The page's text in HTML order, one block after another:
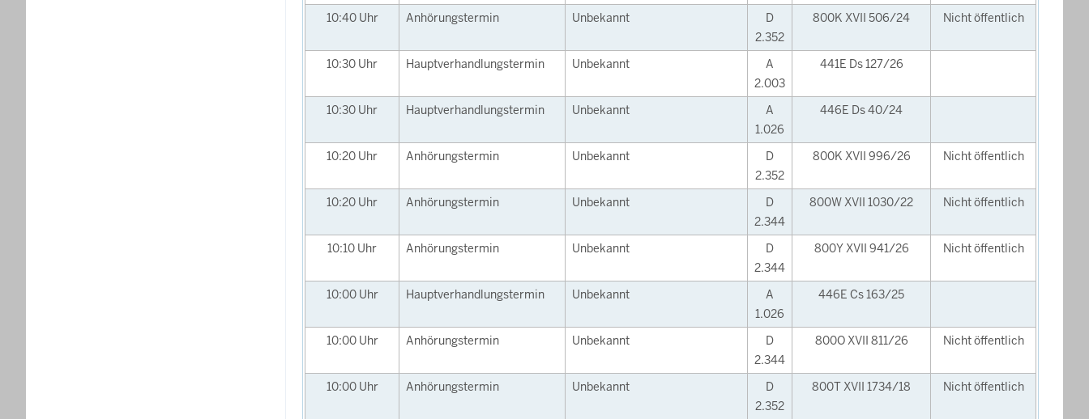
10:40 Uhr Anhörungstermin Unbekannt
D
2.352
800K XVII 506/24 Nicht öffentlich
10:30 Uhr Hauptverhandlungstermin Unbekannt
A
2.003
441E Ds 127/26
10:30 Uhr Hauptverhandlungstermin Unbekannt
A
1.026
446E Ds 40/24
10:20 Uhr Anhörungstermin Unbekannt
D
2.352
800K XVII 996/26 Nicht öffentlich
10:20 Uhr Anhörungstermin Unbekannt
D
2.344
800W XVII 1030/22 Nicht öffentlich
10:10 Uhr Anhörungstermin Unbekannt
D
2.344
800Y XVII 941/26 Nicht öffentlich
10:00 Uhr Hauptverhandlungstermin Unbekannt
A
1.026
446E Cs 163/25
10:00 Uhr Anhörungstermin Unbekannt
D
2.344
800O XVII 811/26 Nicht öffentlich
10:00 Uhr Anhörungstermin Unbekannt
D
2.352
800T XVII 1734/18 Nicht öffentlich